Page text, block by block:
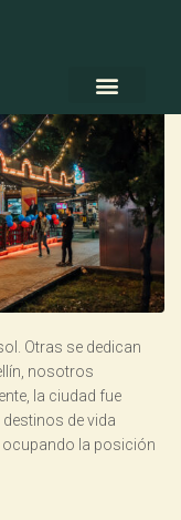
Otras se dedican
nosotros
la ciudad fue
de vida
ocupando la posición